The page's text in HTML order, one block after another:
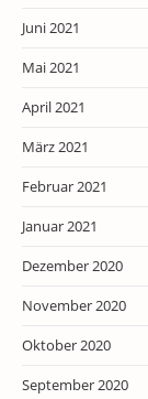
Juni 2021
Mai 2021
April 2021
März 2021
Februar 2021
Januar 2021
Dezember 2020
November 2020
Oktober 2020
September 2020